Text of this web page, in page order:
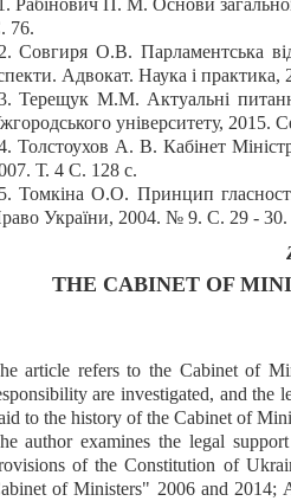
Рабінович П. М. Основи
76.
Совгиря О.В. Парламентська
Адвокат. Наука і
Терещук М.М. Актуальні
університету,
Толстоухов А. В. Кабінет
Т. 4 С. 128 с.
Томкіна О.О. Принцип
України, 2004. № 9. С. 29 - 30.
THE CABINET OF
article refers to the Cabinet of
are investigated, and the
to the history of the Cabinet of
author examines the legal
of the Constitution of
of Ministers" 2006 and 2014;